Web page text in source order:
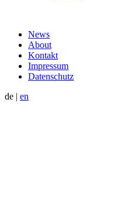
News
About
Kontakt
Impressum
Datenschutz
de | en